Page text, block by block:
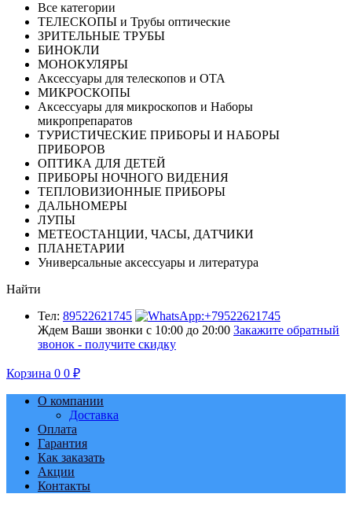
Все категории
ТЕЛЕСКОПЫ и Трубы оптические
ЗРИТЕЛЬНЫЕ ТРУБЫ
БИНОКЛИ
МОНОКУЛЯРЫ
Аксессуары для телескопов и ОТА
МИКРОСКОПЫ
Аксессуары для микроскопов и Наборы
микропрепаратов
ТУРИСТИЧЕСКИЕ ПРИБОРЫ И НАБОРЫ
ПРИБОРОВ
ОПТИКА ДЛЯ ДЕТЕЙ
ПРИБОРЫ НОЧНОГО ВИДЕНИЯ
ТЕПЛОВИЗИОННЫЕ ПРИБОРЫ
ДАЛЬНОМЕРЫ
ЛУПЫ
МЕТЕОСТАНЦИИ, ЧАСЫ, ДАТЧИКИ
ПЛАНЕТАРИИ
Универсальные аксессуары и литература
Найти
Тел: 89522621745
Ждем Ваши звонки с 10:00 до 20:00 Закажите обратный
звонок - получите скидку
Корзина 0 0 ₽
О компании
Доставка
Оплата
Гарантия
Как заказать
Акции
Контакты